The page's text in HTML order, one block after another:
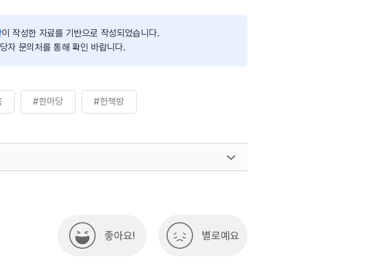
이 작성한 자료를 기반으로 작성되었습니다.
자 문의처를 통해 확인 바랍니다.
#한마당 #헌책방
좋아요! 별로예요